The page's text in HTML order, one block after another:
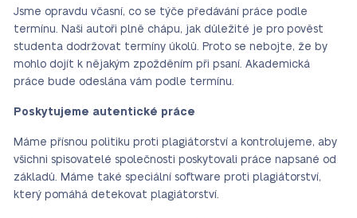
Jsme opravdu včasní, co se týče předávání práce podle
termínu. Naši autoři plně chápu, jak důležité je pro pověst
studenta dodržovat termíny úkolů. Proto se nebojte, že by
mohlo dojít k nějakým zpožděním při psaní. Akademická
práce bude odeslána vám podle termínu.
Poskytujeme autentické práce
Máme přísnou politiku proti plagiátorství a kontrolujeme, aby
všichni spisovatelé společnosti poskytovali práce napsané od
základů. Máme také speciální software proti plagiátorství,
který pomáhá detekovat plagiátorství.